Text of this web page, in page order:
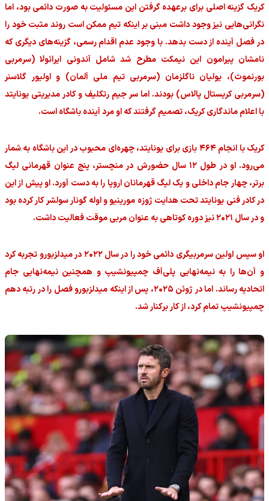
کریک گزینه اصلی برای برعهده گرفتن این مسئولیت به صورت دائمی بود، اما
نگرانی‌هایی نیز وجود داشت مبنی بر اینکه تیم ممکن است روند مثبت خود را
در فصل آینده از دست بدهد. با وجود عدم اقدام رسمی، گزینه‌های دیگری که
نامشان پیرامون این نیمکت مطرح شد شامل آندونی ایرائولا (سرمربی
بورنموث)، یولیان ناگلزمان (سرمربی تیم ملی آلمان) و اولیور گلاسنر
(سرمربی کریستال پالاس) بودند. اما سر جیم رتکلیف و کادر مدیریتی یونایتد
با اعلام ماندگاری کریک، تصمیم گرفتند که او مرد آینده باشگاه است.
کریک با انجام ۴۶۴ بازی برای یونایتد، چهره‌ای محبوب در این باشگاه به شمار
می‌رود. او در طول ۱۲ سال حضورش در منچستر، پنج عنوان قهرمانی لیگ
برتر، چهار جام داخلی و یک لیگ قهرمانان اروپا را به دست آورد. او پیش از این
در کادر فنی یونایتد تحت هدایت ژوزه مورینیو و اوله گونار سولشر کار کرده بود
و در سال ۲۰۲۱ نیز دوره کوتاهی به عنوان مربی موقت فعالیت داشت.
او سپس اولین سرمربیگری دائمی خود را در سال ۲۰۲۲ در میدلزبورو تجربه کرد
و آن‌ها را به نیمه‌نهایی پلی‌آف چمپیونشیپ و همچنین نیمه‌نهایی جام
اتحادیه رساند. اما در ژوئن ۲۰۲۵، پس از اینکه میدلزبورو فصل را در رتبه دهم
چمپیونشیپ تمام کرد، از کار برکنار شد.